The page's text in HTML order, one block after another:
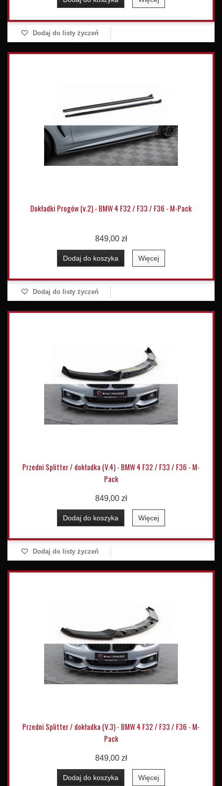
Dodaj do listy życzeń
Dokładki Progów (v.2) - BMW 4 F32 / F33 / F36 - M-Pack
849,00 zł
Dodaj do koszyka Więcej
Dodaj do listy życzeń
Przedni Splitter / dokładka (V.4) - BMW 4 F32 / F33 / F36 - M-
Pack
849,00 zł
Dodaj do koszyka Więcej
Dodaj do listy życzeń
Przedni Splitter / dokładka (V.3) - BMW 4 F32 / F33 / F36 - M-
Pack
849,00 zł
Dodaj do koszyka Więcej